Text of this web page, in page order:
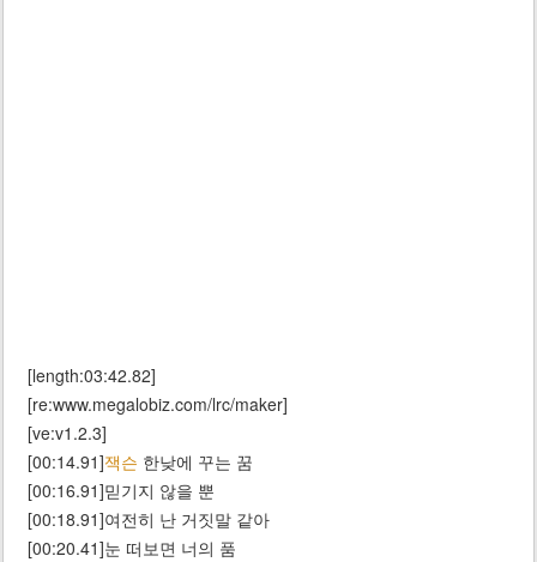
[length:03:42.82]
[re:www.megalobiz.com/lrc/maker]
[ve:v1.2.3]
[00:14.91]잭슨 한낮에 꾸는 꿈
[00:16.91]믿기지 않을 뿐
[00:18.91]여전히 난 거짓말 같아
[00:20.41]눈 떠보면 너의 품